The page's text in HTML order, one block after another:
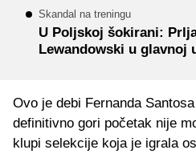
Skandal na treningu
U Poljskoj šokirani:
Lewandowski u glavnoj
Ovo je debi Fernanda
definitivno gori početak nije
klupi selekcije koja je igrala